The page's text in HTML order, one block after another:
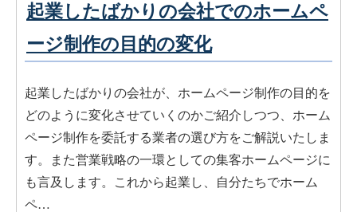
起業したばかりの会社でのホームペ
ージ制作の目的の変化
起業したばかりの会社が、ホームページ制作の目的を
どのように変化させていくのかご紹介しつつ、ホーム
ページ制作を委託する業者の選び方をご解説いたしま
す。また営業戦略の一環としての集客ホームページに
も言及します。これから起業し、自分たちでホーム
ペ…